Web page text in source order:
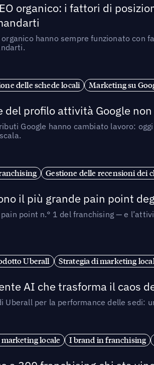
organico: i fattori di
organico hanno sempre funzionato
delle schede locali Marketing su
del profilo attività Google
Google hanno cambiato lavoro:
Gestione delle recensioni dei
il più grande pain point
point n.° 1 del franchising — e
Uberall Strategia di marketing
AI che trasforma il caos
Uberall per la performance delle sedi:
locale I brand in franchising